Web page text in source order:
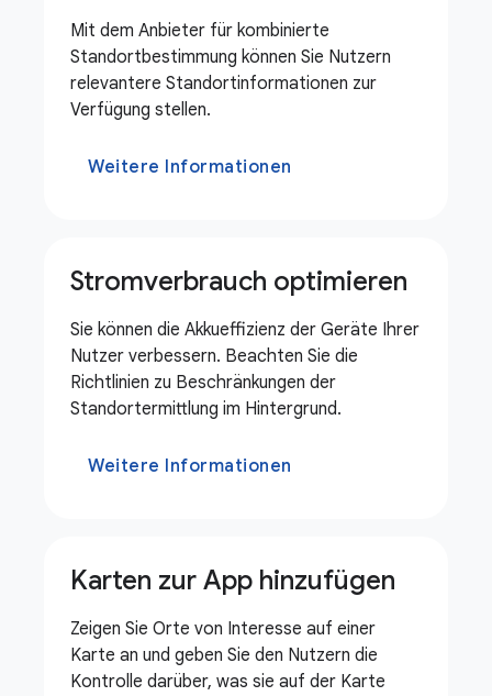
Mit dem Anbieter für kombinierte
Standortbestimmung können Sie Nutzern
relevantere Standortinformationen zur
Verfügung stellen.
Weitere Informationen
Stromverbrauch optimieren
Sie können die Akkueffizienz der Geräte Ihrer
Nutzer verbessern. Beachten Sie die
Richtlinien zu Beschränkungen der
Standortermittlung im Hintergrund.
Weitere Informationen
Karten zur App hinzufügen
Zeigen Sie Orte von Interesse auf einer
Karte an und geben Sie den Nutzern die
Kontrolle darüber, was sie auf der Karte